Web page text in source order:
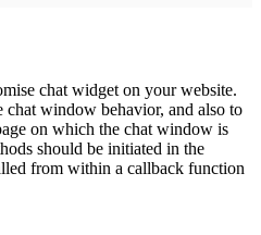
chat widget on your website.
chat window behavior, and also to
on which the chat window is
should be initiated in the
from within a callback function